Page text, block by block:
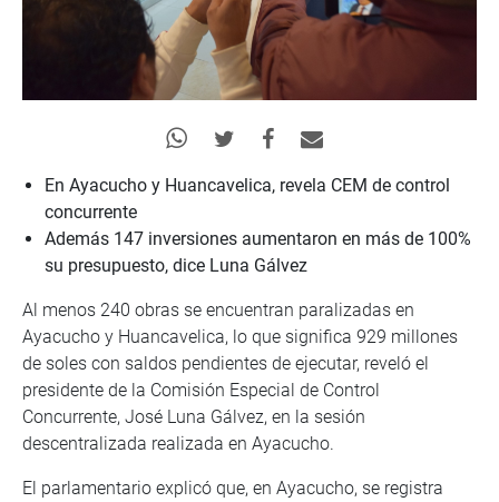
En Ayacucho y Huancavelica, revela CEM de control
concurrente
Además 147 inversiones aumentaron en más de 100%
su presupuesto, dice Luna Gálvez
Al menos 240 obras se encuentran paralizadas en
Ayacucho y Huancavelica, lo que significa 929 millones
de soles con saldos pendientes de ejecutar, reveló el
presidente de la Comisión Especial de Control
Concurrente, José Luna Gálvez, en la sesión
descentralizada realizada en Ayacucho.
El parlamentario explicó que, en Ayacucho, se registra